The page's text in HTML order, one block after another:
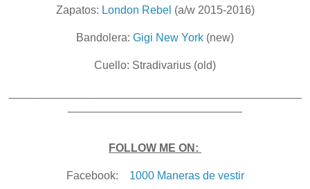
Zapatos: London Rebel (a/w 2015-2016)
Bandolera: Gigi New York (new)
Cuello: Stradivarius (old)
FOLLOW ME ON:
Facebook: 1000 Maneras de vestir